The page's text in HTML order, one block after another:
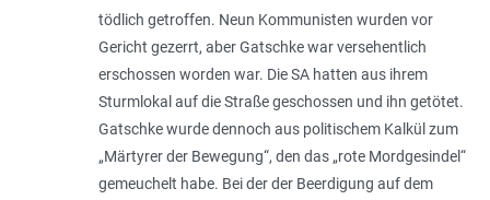
tödlich getroffen. Neun Kommunisten wurden vor
Gericht gezerrt, aber Gatschke war versehentlich
erschossen worden war. Die SA hatten aus ihrem
Sturmlokal auf die Straße geschossen und ihn getötet.
Gatschke wurde dennoch aus politischem Kalkül zum
„Märtyrer der Bewegung“, den das „rote Mordgesindel“
gemeuchelt habe. Bei der der Beerdigung auf dem